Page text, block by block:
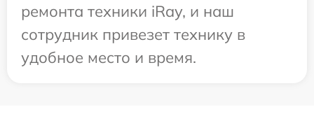
ремонта техники iRay, и наш
сотрудник привезет технику в
удобное место и время.